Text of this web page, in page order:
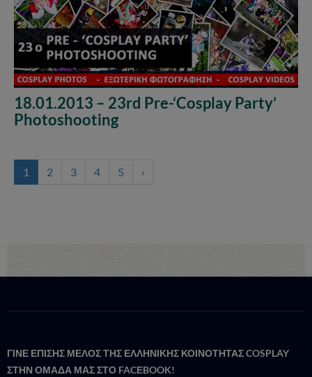
18.01.2013 – 23rd Pre-‘Cosplay Party’
Photoshooting
1 2 3 4 5 ›
ΓΙΝΕ ΕΠΙΣΗΣ ΜΕΛΟΣ ΤΗΣ ΕΛΛΗΝΙΚΗΣ ΚΟΙΝΟΤΗΤΑΣ COSPLAY
ΣΤΗΝ ΟΜΑΔΑ ΜΑΣ ΣΤΟ FACΕBOOK!